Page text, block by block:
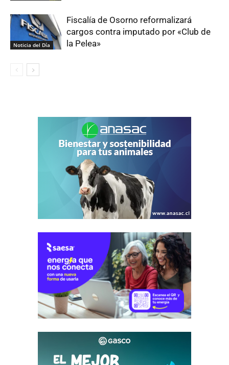
Noticia del Día
Fiscalía de Osorno reformalizará
cargos contra imputado por «Club de
la Pelea»